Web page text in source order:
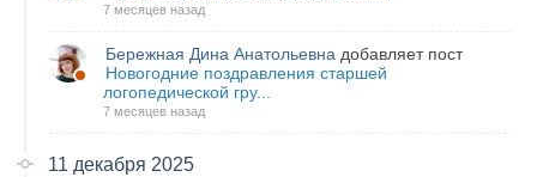
7 месяцев назад
Бережная Дина Анатольевна добавляет пост
Новогодние поздравления старшей
логопедической гру...
7 месяцев назад
11 декабря 2025